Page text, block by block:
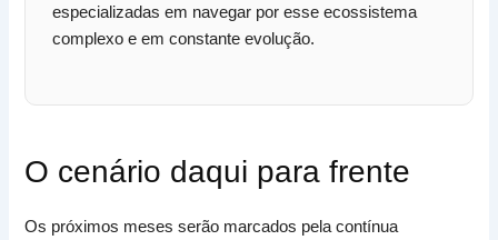
especializadas em navegar por esse ecossistema
complexo e em constante evolução.
O cenário daqui para frente
Os próximos meses serão marcados pela contínua